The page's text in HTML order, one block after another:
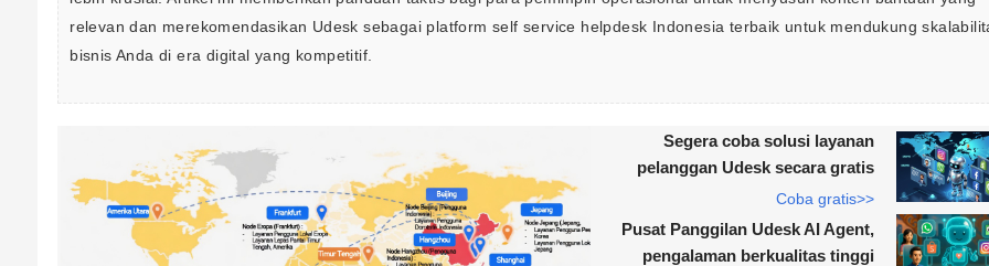
relevan dan merekomendasikan Udesk sebagai platform self service helpdesk Indonesia terbaik untuk mendukung
bisnis Anda di era digital yang kompetitif.
Segera coba solusi layanan
pelanggan Udesk secara gratis
Coba gratis>>
Pusat Panggilan Udesk AI Agent,
pengalaman berkualitas tinggi